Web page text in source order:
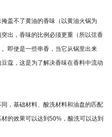
盖不了黄油的香味（以黄油火锅为
出，香味的比例必须更重（所以弦香
即使是一些串香，当它从锅里出来
蔻，这是为了解决香味在香料中流动
，基础材料、酸洗材料和油盘的匹配
的效果可以达到50%，酸洗可以达到